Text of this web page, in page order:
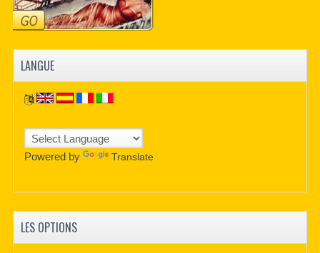
LANGUE
Powered by Translate
LES OPTIONS